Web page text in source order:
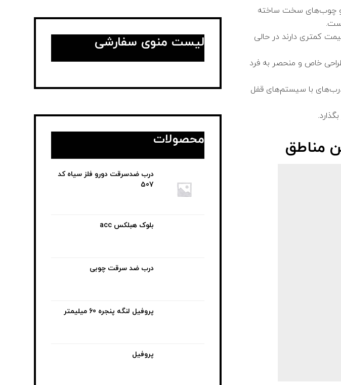
و چوب‌های سخت ساخته
کمتری دارند در حالی
خاص و منحصر به فرد
با سیستم‌های قفل
مناطق
لیست منوی سفارشی
محصولات
درب ضدسرقت دورو فلز سیاه کد
507
بلوک هبلکس acc
درب ضد سرقت چوبی
پروفیل لنگه پنجره 60 میلیمتر
پروفیل